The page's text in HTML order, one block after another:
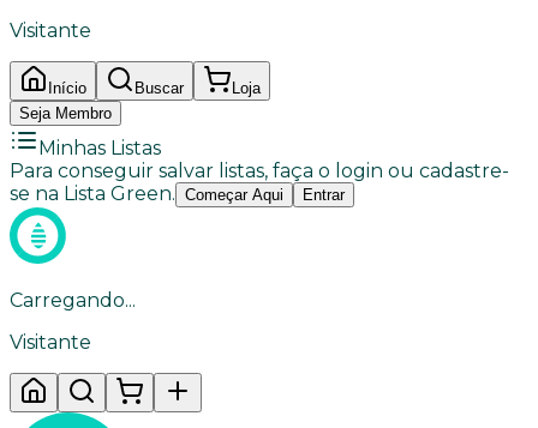
Visitante
Início Buscar
Loja
Seja Membro
Minhas Listas
Para conseguir salvar listas, faça o login ou cadastre-
se na Lista Green. Começar Aqui Entrar
Carregando...
Visitante